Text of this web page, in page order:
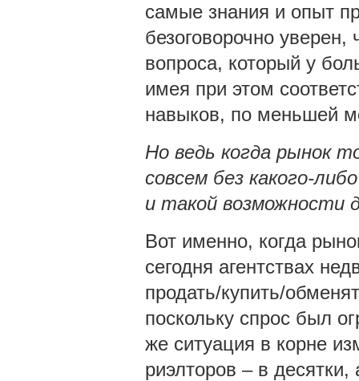
самые знания и опыт
безоговорочно уверен,
вопроса, который у
имея при этом
навыков, по меньшей
Но ведь когда рынок
совсем без какого-
и такой возможности
Вот именно, когда
сегодня агентствах
продать/купить/
поскольку спрос был
же ситуация в корне
риэлторов – в